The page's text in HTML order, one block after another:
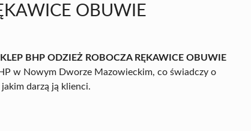
OBUWIE
BHP ODZIEŻ ROBOCZA RĘKAWICE OBUWIE
w Nowym Dworze Mazowieckim, co świadczy o
darzą ją klienci.